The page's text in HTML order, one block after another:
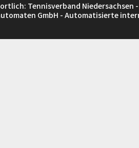
Tennisverband Niedersachsen -
GmbH - Automatisierte